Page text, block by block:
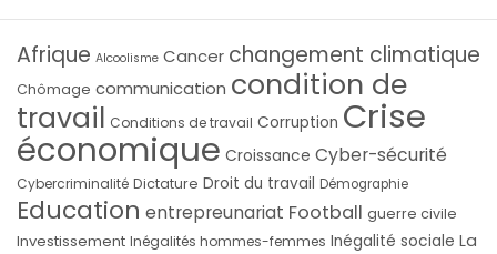
Afrique Alcoolisme Cancer changement climatique
Chômage communication condition de
travail Conditions de travail Corruption Crise
économique Croissance Cyber-sécurité
Cybercriminalité Dictature Droit du travail Démographie
Education entrepreunariat Football guerre civile
Investissement Inégalités hommes-femmes Inégalité sociale La